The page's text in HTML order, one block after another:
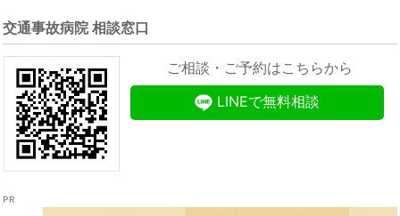
交通事故病院 相談窓口
ご相談・ご予約はこちらから
LINEで無料相談